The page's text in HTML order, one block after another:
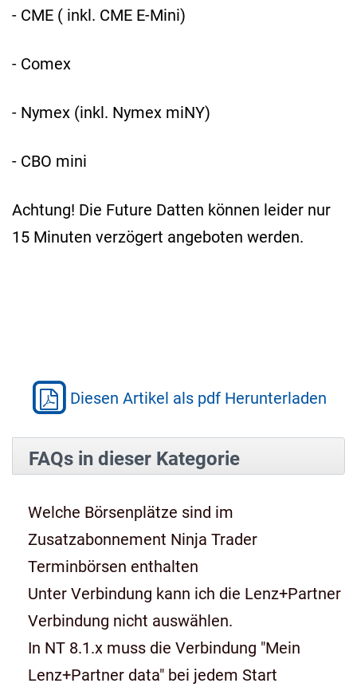
- CME ( inkl. CME E-Mini)
- Comex
- Nymex (inkl. Nymex miNY)
- CBO mini
Achtung! Die Future Datten können leider nur
15 Minuten verzögert angeboten werden.
Diesen Artikel als pdf Herunterladen
FAQs in dieser Kategorie
Welche Börsenplätze sind im
Zusatzabonnement Ninja Trader
Terminbörsen enthalten
Unter Verbindung kann ich die Lenz+Partner
Verbindung nicht auswählen.
In NT 8.1.x muss die Verbindung "Mein
Lenz+Partner data" bei jedem Start